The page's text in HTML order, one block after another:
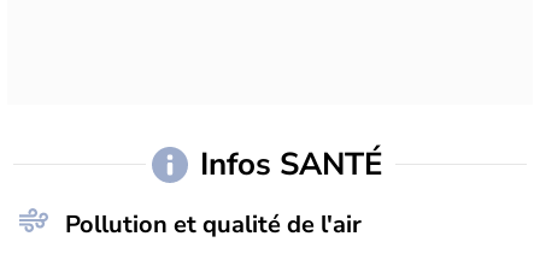
Infos SANTÉ
Pollution et qualité de l'air